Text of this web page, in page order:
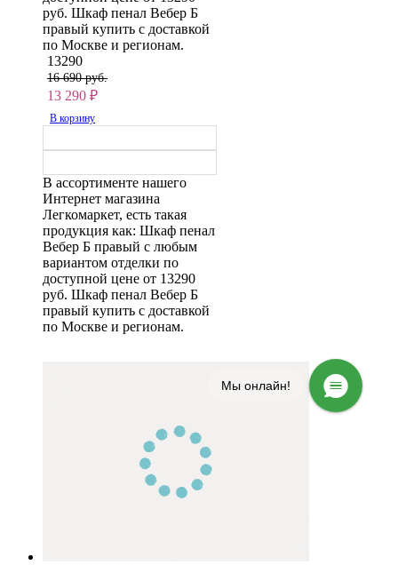
руб. Шкаф пенал Вебер Б
правый купить с доставкой
по Москве и регионам.
13290
16 690 руб.
13 290 ₽
В корзину
В ассортименте нашего
Интернет магазина
Легкомаркет, есть такая
продукция как: Шкаф пенал
Вебер Б правый с любым
вариантом отделки по
доступной цене от 13290
руб. Шкаф пенал Вебер Б
правый купить с доставкой
по Москве и регионам.
Мы онлайн!